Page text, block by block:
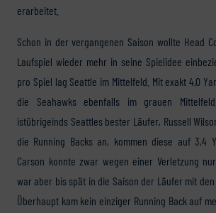
erarbeitet.
Schon in der vergangenen Saison wollte Head
Laufspiel wieder mehr in seine Spielidee
pro Spiel lag Seattle im Mittelfeld. Mit exakt 4,0
die Seahawks ebenfalls im grauen
istübrigeinds Seattles bester Läufer, Russell
die Running Backs an, kommen diese auf 3,4
Carson konnte zwar wegen einer Verletzung
war aber bis spät in die Saison der Läufer mit den
Überhaupt kam kein einziger Running Back auf